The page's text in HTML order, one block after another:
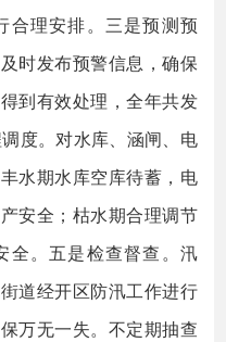
合理安排。三是预测预
时发布预警信息，确保
到有效处理，全年共发
度。对水库、涵闸、电
水期水库空库待蓄，电
安全；枯水期合理调节
全。五是检查督查。汛
道经开区防汛工作进行
万无一失。不定期抽查